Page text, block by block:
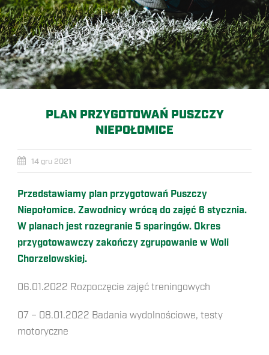
PLAN PRZYGOTOWAŃ PUSZCZY
NIEPOŁOMICE
14 gru 2021
Przedstawiamy plan przygotowań Puszczy
Niepołomice. Zawodnicy wrócą do zajęć 6 stycznia.
W planach jest rozegranie 5 sparingów. Okres
przygotowawczy zakończy zgrupowanie w Woli
Chorzelowskiej.
06.01.2022 Rozpoczęcie zajęć treningowych
07 – 08.01.2022 Badania wydolnościowe, testy
motoryczne